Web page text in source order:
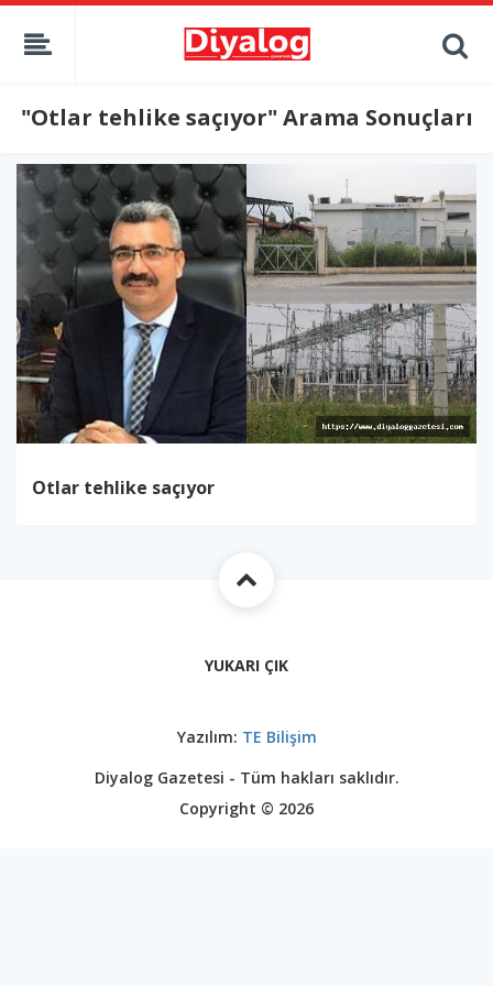
"Otlar tehlike saçıyor" Arama Sonuçları
Otlar tehlike saçıyor
YUKARI ÇIK
Yazılım: TE Bilişim
Diyalog Gazetesi - Tüm hakları saklıdır.
Copyright © 2026